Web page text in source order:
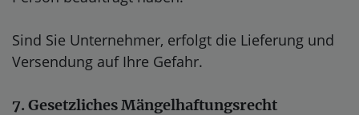
Sind Sie Unternehmer, erfolgt die Lieferung und
Versendung auf Ihre Gefahr.
7. Gesetzliches Mängelhaftungsrecht